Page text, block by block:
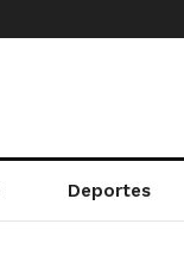
Deportes